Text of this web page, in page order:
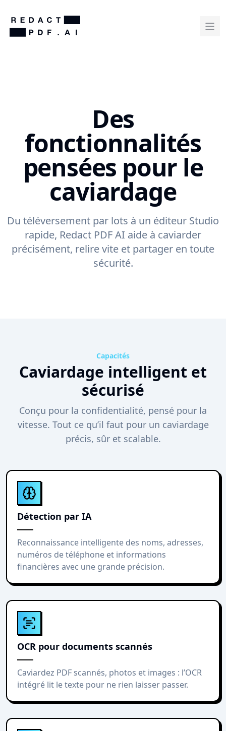
Des
fonctionnalités
pensées pour le
caviardage
Du téléversement par lots à un éditeur Studio
rapide, Redact PDF AI aide à caviarder
précisément, relire vite et partager en toute
sécurité.
Capacités
Caviardage intelligent et
sécurisé
Conçu pour la confidentialité, pensé pour la
vitesse. Tout ce qu’il faut pour un caviardage
précis, sûr et scalable.
Détection par IA
Reconnaissance intelligente des noms, adresses,
numéros de téléphone et informations
financières avec une grande précision.
OCR pour documents scannés
Caviardez PDF scannés, photos et images : l’OCR
intégré lit le texte pour ne rien laisser passer.